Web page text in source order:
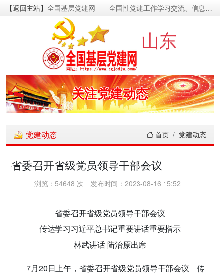
【返回主站】 全国基层党建网——全国性党建工作学习交流、信息资源发布的基层党建新闻门户网
山东
密切党群关系
传递党的声音
关注党建动态
传播党建理论
密切党群关系
传递党的声音
党建动态 首页 党建动态
省委召开省级党员领导干部会议
浏览：54648 次 发布时间：2023-08-16 15:52
省委召开省级党员领导干部会议
传达学习习近平总书记重要讲话重要指示
林武讲话 陆治原出席
7月20日上午，省委召开省级党员领导干部会议，传